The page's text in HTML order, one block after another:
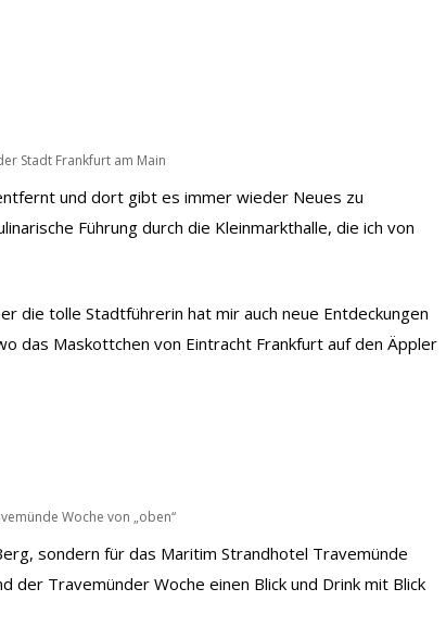
Stadt Frankfurt am Main
und dort gibt es immer wieder Neues zu
Führung durch die Kleinmarkthalle, die ich von
die tolle Stadtführerin hat mir auch neue Entdeckungen
das Maskottchen von Eintracht Frankfurt auf den Äppler
Woche von „oben“
sondern für das Maritim Strandhotel Travemünde
der Travemünder Woche einen Blick und Drink mit Blick